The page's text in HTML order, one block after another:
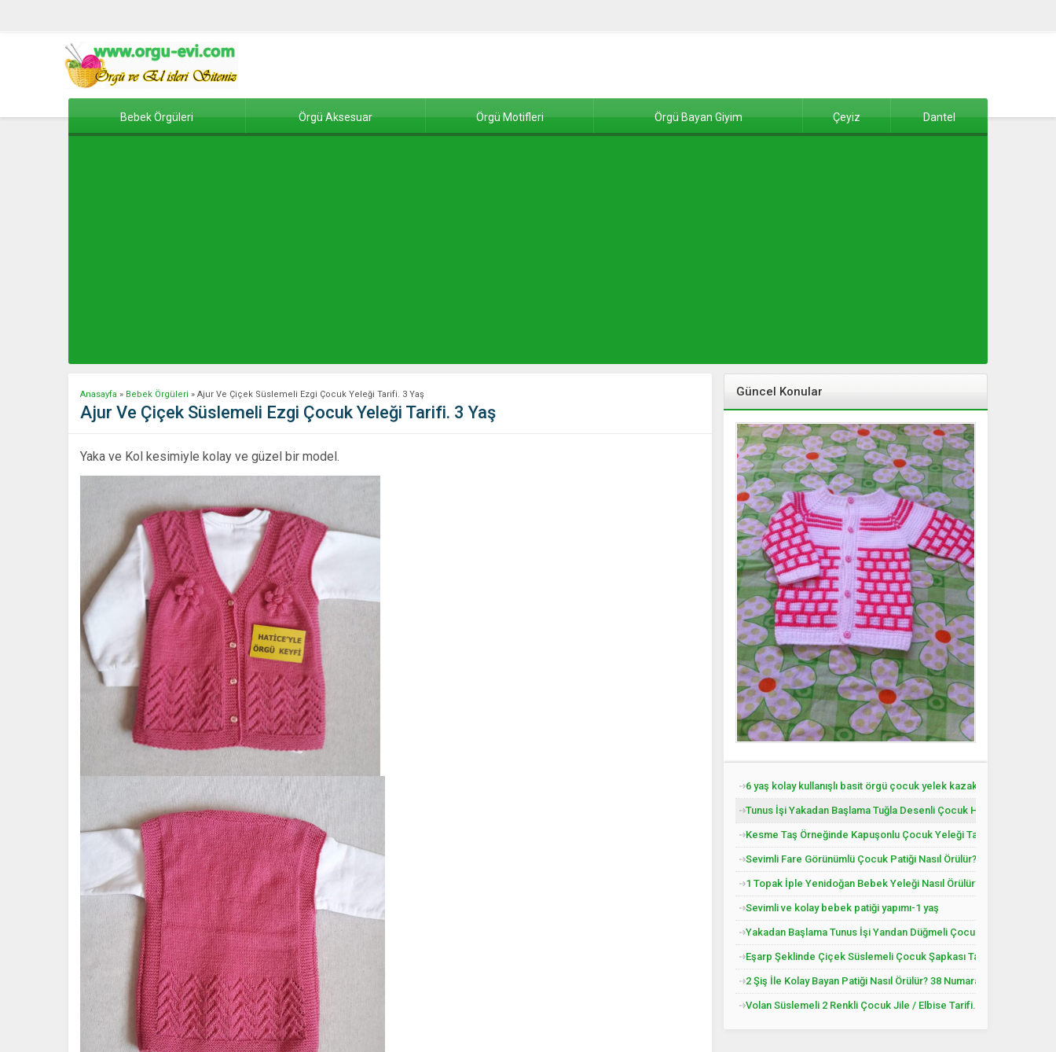
Bebek Örgüleri Örgü Aksesuar Örgü Motifleri Örgü Bayan Giyim Çeyiz Dantel
Anasayfa » Bebek Örgüleri » Ajur Ve Çiçek Süslemeli Ezgi Çocuk Yeleği Tarifi. 3 Yaş
Ajur Ve Çiçek Süslemeli Ezgi Çocuk Yeleği Tarifi. 3 Yaş
Yaka ve Kol kesimiyle kolay ve güzel bir model.
Güncel Konular
6 yaş kolay kullanışlı basit örgü çocuk yelek kazak tarifi
Tunus İşi Yakadan Başlama Tuğla Desenli Çocuk Hırkası Tarifi.
Kesme Taş Örneğinde Kapuşonlu Çocuk Yeleği Tarifi. 3 .4 Yaş
Sevimli Fare Görünümlü Çocuk Patiği Nasıl Örülür? Yenidoğan
1 Topak İple Yenidoğan Bebek Yeleği Nasıl Örülür?
Sevimli ve kolay bebek patiği yapımı-1 yaş
Yakadan Başlama Tunus İşi Yandan Düğmeli Çocuk Yeleği Tarifi. 2
Eşarp Şeklinde Çiçek Süslemeli Çocuk Şapkası Tarifi. 3. 4 Yaş
2 Şiş İle Kolay Bayan Patiği Nasıl Örülür? 38 Numara
Volan Süslemeli 2 Renkli Çocuk Jile / Elbise Tarifi. 2 .3 Yaş